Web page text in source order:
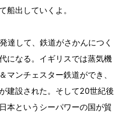
船出していくよ。
達して、鉄道がさかんにつく
になる。イギリスでは蒸気機
マンチェスター鉄道ができ、
建設された。そして20世紀後
本というシーパワーの国が貿